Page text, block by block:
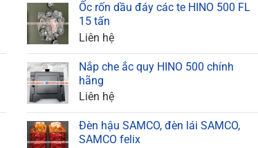
Ốc rốn dầu đáy các te HINO 500 FL
15 tấn
Liên hệ
Nắp che ắc quy HINO 500 chính
hãng
Liên hệ
Đèn hậu SAMCO, đèn lái SAMCO,
SAMCO felix